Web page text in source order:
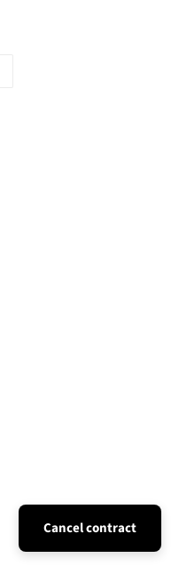
Cancel contract